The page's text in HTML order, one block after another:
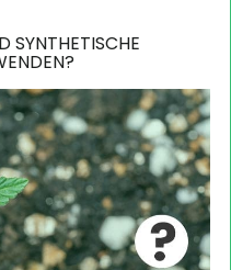
SYNTHETISCHE